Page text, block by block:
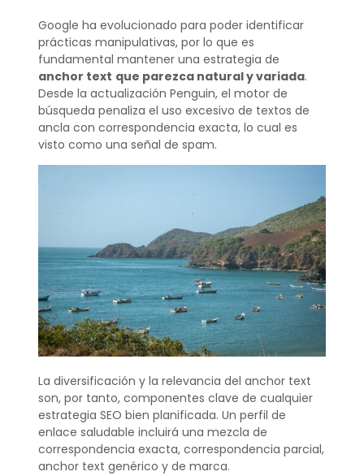
Google ha evolucionado para poder identificar
prácticas manipulativas, por lo que es
fundamental mantener una estrategia de
anchor text que parezca natural y variada.
Desde la actualización Penguin, el motor de
búsqueda penaliza el uso excesivo de textos de
ancla con correspondencia exacta, lo cual es
visto como una señal de spam.
La diversificación y la relevancia del anchor text
son, por tanto, componentes clave de cualquier
estrategia SEO bien planificada. Un perfil de
enlace saludable incluirá una mezcla de
correspondencia exacta, correspondencia parcial,
anchor text genérico y de marca.